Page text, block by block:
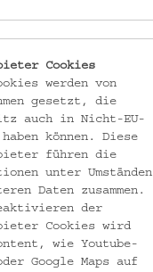
Wien
Cookies
werden von
gesetzt, die
auch in Nicht-EU-
können. Diese
führen die
unter Umständen
Daten zusammen.
der
Cookies wird
wie Youtube-
Google Maps auf